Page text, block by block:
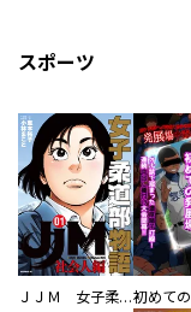
スポーツ
ＪＪＭ 女子柔道部物語 社会人編